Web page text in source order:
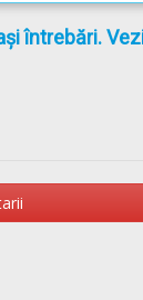
întrebări.